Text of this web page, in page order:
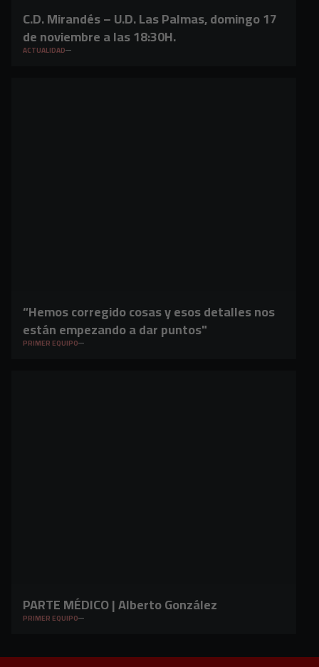
C.D. Mirandés – U.D. Las Palmas, domingo 17
de noviembre a las 18:30H.
ACTUALIDAD
“Hemos corregido cosas y esos detalles nos
están empezando a dar puntos"
PRIMER EQUIPO
PARTE MÉDICO | Alberto González
PRIMER EQUIPO